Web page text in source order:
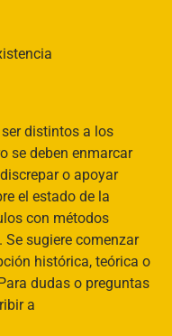
distintos a los
se deben enmarcar
o apoyar
el estado de la
con métodos
sugiere comenzar
histórica, teórica o
dudas o preguntas
a